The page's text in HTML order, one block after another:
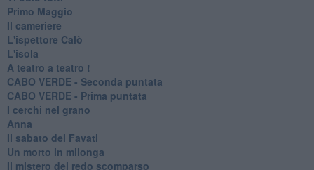
Primo Maggio
Il cameriere
L'ispettore Calò
L'isola
A teatro a teatro !
CABO VERDE - Seconda puntata
CABO VERDE - Prima puntata
I cerchi nel grano
Anna
Il sabato del Favati
Un morto in milonga
Il mistero del redo scomparso